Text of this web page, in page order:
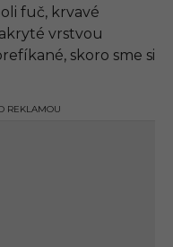
fuč, krvavé
vrstvou
skoro sme si
REKLAMOU